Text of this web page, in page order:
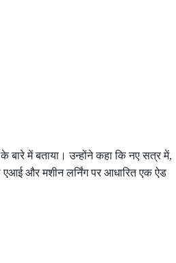
बारे में बताया। उन्होंने कहा कि नए सत्र में,
एआई और मशीन लर्निंग पर आधारित एक ऐड